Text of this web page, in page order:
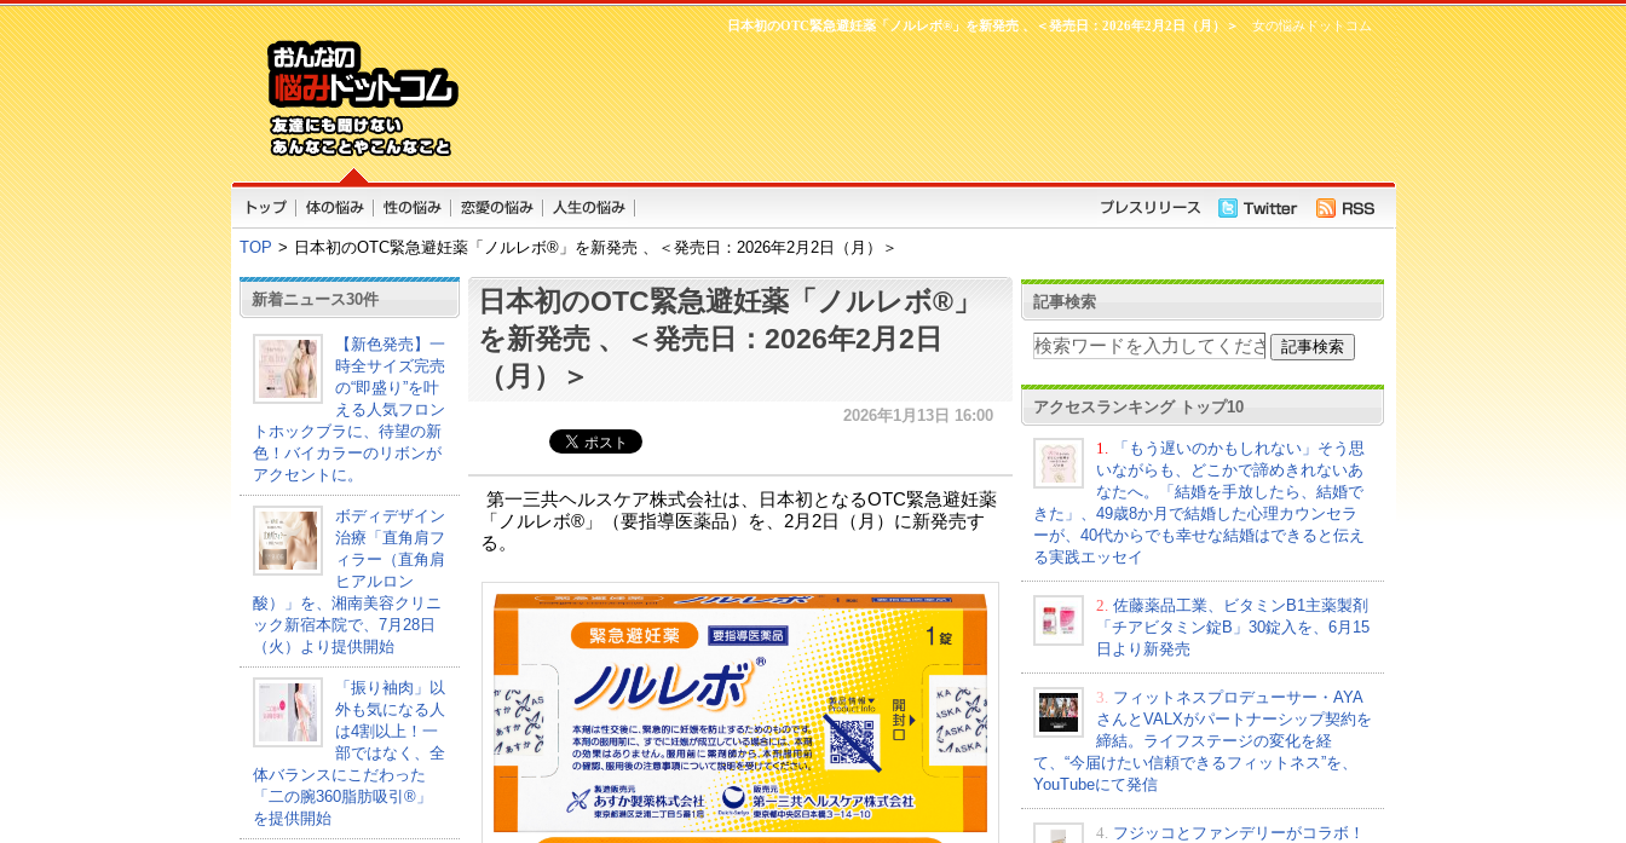
女の悩みドットコム
日本初のOTC緊急避妊薬「ノルレボ®」を新発売 、＜発売日：2026年2月2日（月）＞
TOP > 日本初のOTC緊急避妊薬「ノルレボ®」を新発売 、＜発売日：2026年2月2日（月）＞
新着ニュース30件
【新色発売】一
時全サイズ完売
の“即盛り”を叶
える人気フロン
トホックブラに、待望の新
色！バイカラーのリボンが
アクセントに。
ボディデザイン
治療「直角肩フ
ィラー（直角肩
ヒアルロン
酸）」を、湘南美容クリニ
ック新宿本院で、7月28日
（火）より提供開始
「振り袖肉」以
外も気になる人
は4割以上！一
部ではなく、全
体バランスにこだわった
「二の腕360脂肪吸引®」
を提供開始
日本初のOTC緊急避妊薬「ノルレボ®」
を新発売 、＜発売日：2026年2月2日
（月）＞
2026年1月13日 16:00
第一三共ヘルスケア株式会社は、日本初となるOTC緊急避妊薬
「ノルレボ®」（要指導医薬品）を、2月2日（月）に新発売す
る。
記事検索
アクセスランキング トップ10
1.
「もう遅いのかもしれない」そう思
いながらも、どこかで諦めきれないあ
なたへ。「結婚を手放したら、結婚で
きた」、49歳8か月で結婚した心理カウンセラ
ーが、40代からでも幸せな結婚はできると伝え
る実践エッセイ
2. 佐藤薬品工業、ビタミンB1主薬製剤
「チアビタミン錠B」30錠入を、6月15
日より新発売
3. フィットネスプロデューサー・AYA
さんとVALXがパートナーシップ契約を
締結。ライフステージの変化を経
て、“今届けたい信頼できるフィットネス”を、
YouTubeにて発信
4. フジッコとファンデリーがコラボ！